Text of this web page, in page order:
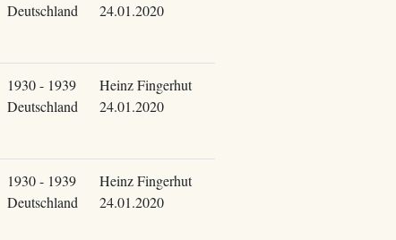
Deutschland
24.01.2020
1930 - 1939
Deutschland
Heinz Fingerhut
24.01.2020
1930 - 1939
Deutschland
Heinz Fingerhut
24.01.2020